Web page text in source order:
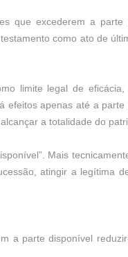
que excederem a parte
como ato de
limite legal de eficácia,
efeitos apenas até a parte
a totalidade do
Mais
atingir a legítima
a parte disponível